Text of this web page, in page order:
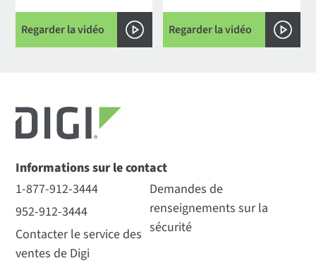
Regarder la vidéo Regarder la vidéo
Informations sur le contact
1-877-912-3444
952-912-3444
Contacter le service des
ventes de Digi
Demandes de
renseignements sur la
sécurité